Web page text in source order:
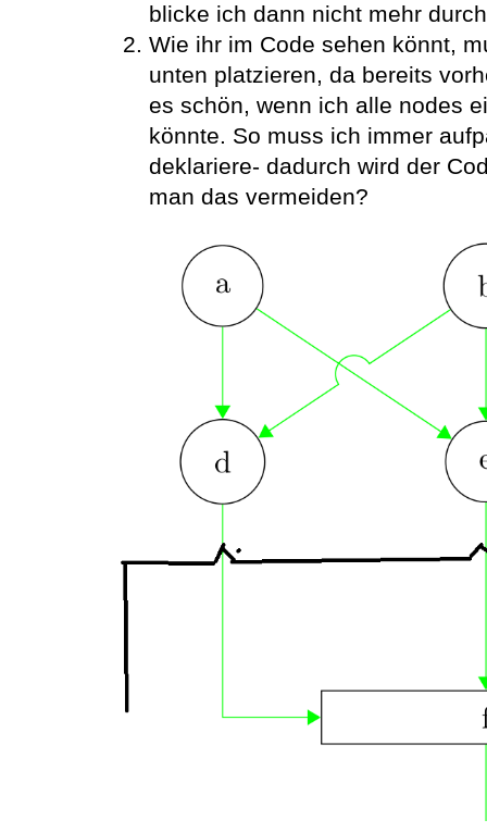
blicke ich dann nicht mehr
Wie ihr im Code sehen könnt,
unten platzieren, da bereits
es schön, wenn ich alle nodes
könnte. So muss ich immer
deklariere- dadurch wird der
man das vermeiden?